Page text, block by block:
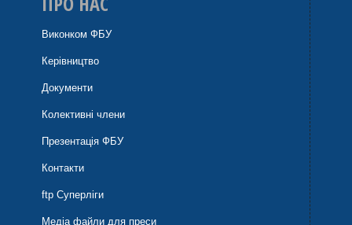
Виконком ФБУ
Керівництво
Документи
Колективні члени
Презентація ФБУ
Контакти
ftp Суперліги
Медіа файли для преси